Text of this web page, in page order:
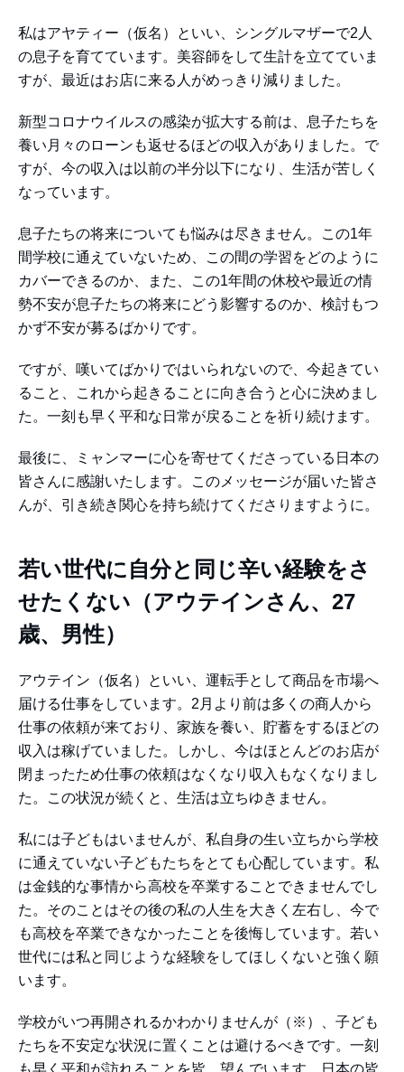
私はアヤティー（仮名）といい、シングルマザーで2人
の息子を育てています。美容師をして生計を立てていま
すが、最近はお店に来る人がめっきり減りました。
新型コロナウイルスの感染が拡大する前は、息子たちを
養い月々のローンも返せるほどの収入がありました。で
すが、今の収入は以前の半分以下になり、生活が苦しく
なっています。
息子たちの将来についても悩みは尽きません。この1年
間学校に通えていないため、この間の学習をどのように
カバーできるのか、また、この1年間の休校や最近の情
勢不安が息子たちの将来にどう影響するのか、検討もつ
かず不安が募るばかりです。
ですが、嘆いてばかりではいられないので、今起きてい
ること、これから起きることに向き合うと心に決めまし
た。一刻も早く平和な日常が戻ることを祈り続けます。
最後に、ミャンマーに心を寄せてくださっている日本の
皆さんに感謝いたします。このメッセージが届いた皆さ
んが、引き続き関心を持ち続けてくださりますように。
若い世代に自分と同じ辛い経験をさ
せたくない（アウテインさん、27
歳、男性）
アウテイン（仮名）といい、運転手として商品を市場へ
届ける仕事をしています。2月より前は多くの商人から
仕事の依頼が来ており、家族を養い、貯蓄をするほどの
収入は稼げていました。しかし、今はほとんどのお店が
閉まったため仕事の依頼はなくなり収入もなくなりまし
た。この状況が続くと、生活は立ちゆきません。
私には子どもはいませんが、私自身の生い立ちから学校
に通えていない子どもたちをとても心配しています。私
は金銭的な事情から高校を卒業することできませんでし
た。そのことはその後の私の人生を大きく左右し、今で
も高校を卒業できなかったことを後悔しています。若い
世代には私と同じような経験をしてほしくないと強く願
います。
学校がいつ再開されるかわかりませんが（※）、子ども
たちを不安定な状況に置くことは避けるべきです。一刻
も早く平和が訪れることを皆、望んでいます。日本の皆